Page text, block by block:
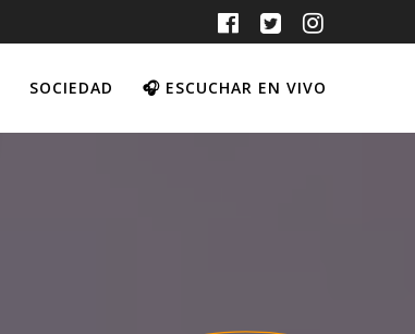
SOCIEDAD 🎧 ESCUCHAR EN VIVO